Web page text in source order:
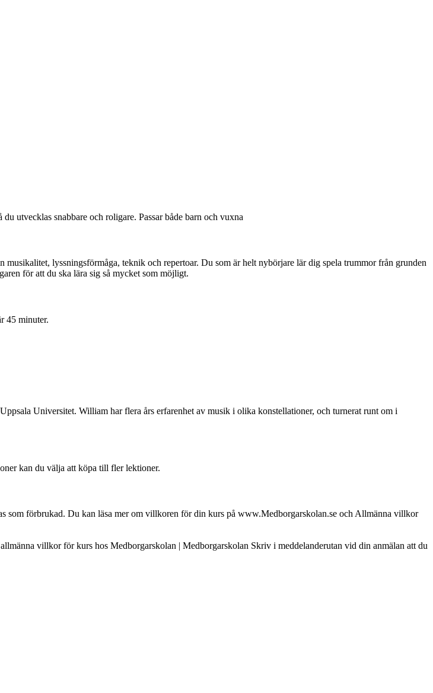
utvecklas snabbare och roligare. Passar både barn och vuxna
lyssningsförmåga, teknik och repertoar. Du som är helt nybörjare lär dig spela trummor från grunden
för att du ska lära sig så mycket som möjligt.
45 minuter.
Universitet. William har flera års erfarenhet av musik i olika konstellationer, och turnerat runt om i
kan du välja att köpa till fler lektioner.
som förbrukad. Du kan läsa mer om villkoren för din kurs på www.Medborgarskolan.se och Allmänna villkor
villkor för kurs hos Medborgarskolan | Medborgarskolan Skriv i meddelanderutan vid din anmälan att du